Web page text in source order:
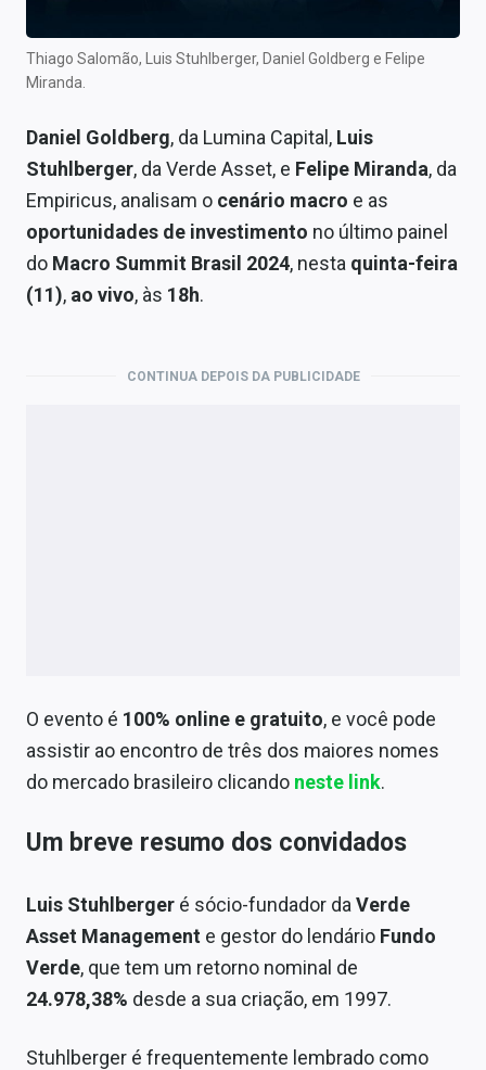
Renda Fixa
Finanças Pessoais
Mercados
Empresas
Brasil
Expediente
Contato
Thiago Salomão, Luis Stuhlberger, Daniel Goldberg e Felipe
Miranda.
Daniel Goldberg, da Lumina Capital, Luis
Stuhlberger, da Verde Asset, e Felipe Miranda, da
Empiricus, analisam o cenário macro e as
oportunidades de investimento no último painel
do Macro Summit Brasil 2024, nesta quinta-feira
(11), ao vivo, às 18h.
CONTINUA DEPOIS DA PUBLICIDADE
O evento é 100% online e gratuito, e você pode
assistir ao encontro de três dos maiores nomes
do mercado brasileiro clicando neste link.
Um breve resumo dos convidados
Luis Stuhlberger é sócio-fundador da Verde
Asset Management e gestor do lendário Fundo
Verde, que tem um retorno nominal de
24.978,38% desde a sua criação, em 1997.
Stuhlberger é frequentemente lembrado como